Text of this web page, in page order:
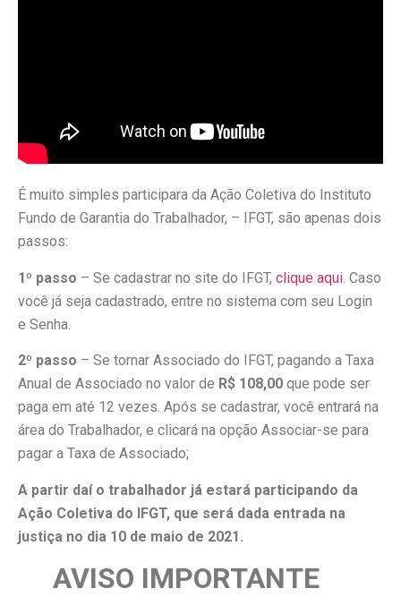
É muito simples participara da Ação Coletiva do Instituto
Fundo de Garantia do Trabalhador, – IFGT, são apenas dois
passos:
1º passo – Se cadastrar no site do IFGT, clique aqui. Caso
você já seja cadastrado, entre no sistema com seu Login
e Senha.
2º passo – Se tornar Associado do IFGT, pagando a Taxa
Anual de Associado no valor de R$ 108,00 que pode ser
paga em até 12 vezes. Após se cadastrar, você entrará na
área do Trabalhador, e clicará na opção Associar-se para
pagar a Taxa de Associado;
A partir daí o trabalhador já estará participando da
Ação Coletiva do IFGT, que será dada entrada na
justiça no dia 10 de maio de 2021.
AVISO IMPORTANTE